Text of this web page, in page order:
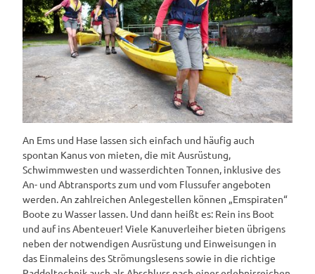
An Ems und Hase lassen sich einfach und häufig auch
spontan Kanus von mieten, die mit Ausrüstung,
Schwimmwesten und wasserdichten Tonnen, inklusive des
An- und Abtransports zum und vom Flussufer angeboten
werden. An zahlreichen Anlegestellen können „Emspiraten“
Boote zu Wasser lassen. Und dann heißt es: Rein ins Boot
und auf ins Abenteuer! Viele Kanuverleiher bieten übrigens
neben der notwendigen Ausrüstung und Einweisungen in
das Einmaleins des Strömungslesens sowie in die richtige